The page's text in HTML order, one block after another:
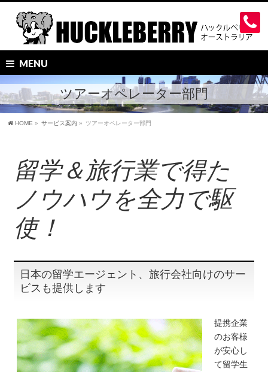
MENU
ツアーオペレーター部門
HOME » サービス案内 » ツアーオペレーター部門
留学＆旅行業で得た
ノウハウを全力で駆
使！
日本の留学エージェント、旅行会社向けのサー
ビスも提供します
提携企業
のお客様
が安心し
て留学生